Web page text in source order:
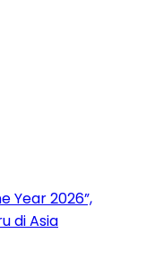
Year 2026”,
di Asia